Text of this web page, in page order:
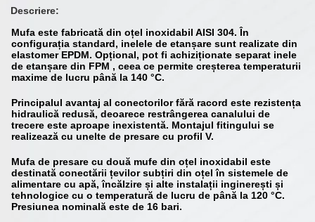
Descriere:
Mufa este fabricată din oțel inoxidabil AISI 304. În
configurația standard, inelele de etanșare sunt realizate din
elastomer EPDM. Opțional, pot fi achiziționate separat inele
de etanșare din FPM , ceea ce permite creșterea temperaturii
maxime de lucru până la 140 °C.
Principalul avantaj al conectorilor fără racord este rezistența
hidraulică redusă, deoarece restrângerea canalului de
trecere este aproape inexistentă. Montajul fitingului se
realizează cu unelte de presare cu profil V.
Mufa de presare cu două mufe din oțel inoxidabil este
destinată conectării țevilor subțiri din oțel în sistemele de
alimentare cu apă, încălzire și alte instalații inginerești și
tehnologice cu o temperatură de lucru de până la 120 °C.
Presiunea nominală este de 16 bari.